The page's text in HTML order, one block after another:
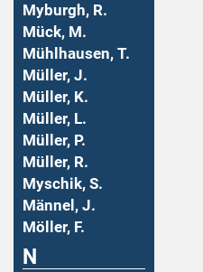
Myburgh, R.
Mück, M.
Mühlhausen, T.
Müller, J.
Müller, K.
Müller, L.
Müller, P.
Müller, R.
Myschik, S.
Männel, J.
Möller, F.
N